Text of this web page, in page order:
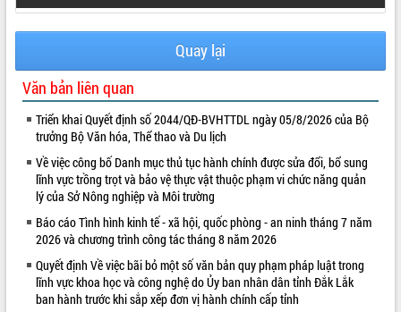
Quay lại
Văn bản liên quan
Triển khai Quyết định số 2044/QĐ-BVHTTDL ngày 05/8/2026 của Bộ
trưởng Bộ Văn hóa, Thể thao và Du lịch
Về việc công bố Danh mục thủ tục hành chính được sửa đổi, bổ sung
lĩnh vực trồng trọt và bảo vệ thực vật thuộc phạm vi chức năng quản
lý của Sở Nông nghiệp và Môi trường
Báo cáo Tình hình kinh tế - xã hội, quốc phòng - an ninh tháng 7 năm
2026 và chương trình công tác tháng 8 năm 2026
Quyết định Về việc bãi bỏ một số văn bản quy phạm pháp luật trong
lĩnh vực khoa học và công nghệ do Ủy ban nhân dân tỉnh Đắk Lắk
ban hành trước khi sắp xếp đơn vị hành chính cấp tỉnh